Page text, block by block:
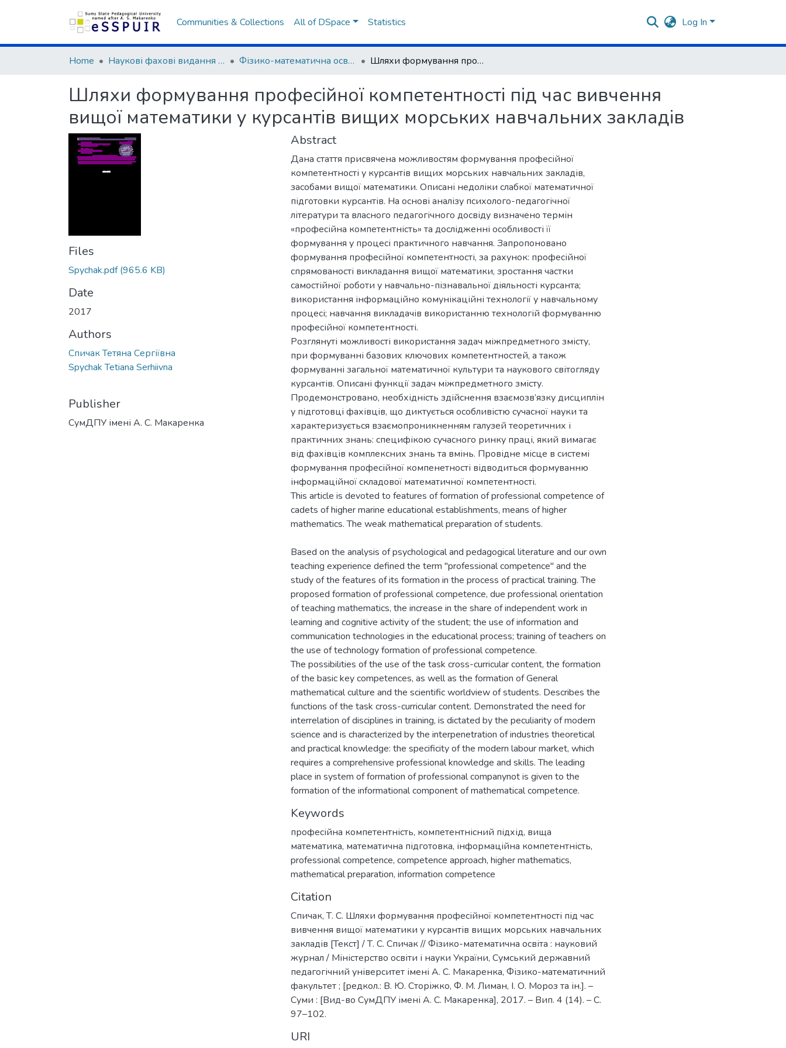
Communities & Collections All of DSpace Statistics Log In
Home Наукові фахові видання СумДПУ Фізико-математична освіта Шляхи формування професійної компетентності під час вивчення вищої математики у курсантів вищих морських навчальних закладів
Шляхи формування професійної компетентності під час вивчення
вищої математики у курсантів вищих морських навчальних закладів
Files
Spychak.pdf(965.6 KB)
Date
2017
Authors
Спичак Тетяна Сергіївна
Spychak Tetiana Serhiivna
Publisher
СумДПУ імені А. С. Макаренка
Abstract
Дана стаття присвячена можливостям формування професійної
компетентності у курсантів вищих морських навчальних закладів,
засобами вищої математики. Описані недоліки слабкої математичної
підготовки курсантів. На основі аналізу психолого-педагогічної
літератури та власного педагогічного досвіду визначено термін
«професійна компетентність» та дослідженні особливості її
формування у процесі практичного навчання. Запропоновано
формування професійної компетентності, за рахунок: професійної
спрямованості викладання вищої математики, зростання частки
самостійної роботи у навчально-пізнавальної діяльності курсанта;
використання інформаційно комунікаційні технології у навчальному
процесі; навчання викладачів використанню технологій формуванню
професійної компетентності.
Розглянуті можливості використання задач міжпредметного змісту,
при формуванні базових ключових компетентностей, а також
формуванні загальної математичної культури та наукового світогляду
курсантів. Описані функції задач міжпредметного змісту.
Продемонстровано, необхідність здійснення взаємозв’язку дисциплін
у підготовці фахівців, що диктується особливістю сучасної науки та
характеризується взаємопроникненням галузей теоретичних і
практичних знань: специфікою сучасного ринку праці, який вимагає
від фахівців комплексних знань та вмінь. Провідне місце в системі
формування професійної компенетності відводиться формуванню
інформаційної складової математичної компетентності.
This article is devoted to features of formation of professional competence of
cadets of higher marine educational establishments, means of higher
mathematics. The weak mathematical preparation of students.
Based on the analysis of psychological and pedagogical literature and our own
teaching experience defined the term "professional competence" and the
study of the features of its formation in the process of practical training. The
proposed formation of professional competence, due professional orientation
of teaching mathematics, the increase in the share of independent work in
learning and cognitive activity of the student; the use of information and
communication technologies in the educational process; training of teachers on
the use of technology formation of professional competence.
The possibilities of the use of the task cross-curricular content, the formation
of the basic key competences, as well as the formation of General
mathematical culture and the scientific worldview of students. Describes the
functions of the task cross-curricular content. Demonstrated the need for
interrelation of disciplines in training, is dictated by the peculiarity of modern
science and is characterized by the interpenetration of industries theoretical
and practical knowledge: the specificity of the modern labour market, which
requires a comprehensive professional knowledge and skills. The leading
place in system of formation of professional companynot is given to the
formation of the informational component of mathematical competence.
Keywords
професійна компетентність, компетентнісний підхід, вища
математика, математична підготовка, інформаційна компетентність,
professional competence, competence approach, higher mathematics,
mathematical preparation, information competence
Citation
Спичак, Т. С. Шляхи формування професійної компетентності під час
вивчення вищої математики у курсантів вищих морських навчальних
закладів [Текст] / Т. С. Спичак // Фізико-математична освіта : науковий
журнал / Міністерство освіти і науки України, Сумський державний
педагогічний університет імені А. С. Макаренка, Фізико-математичний
факультет ; [редкол.: В. Ю. Сторіжко, Ф. М. Лиман, І. О. Мороз та ін.]. –
Суми : [Вид-во СумДПУ імені А. С. Макаренка], 2017. – Вип. 4 (14). – С.
97–102.
URI